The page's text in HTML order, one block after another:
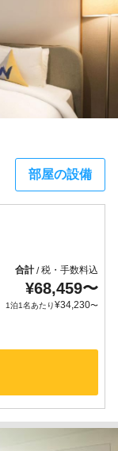
部屋の設備
合計/税・手数料込
¥68,459〜
1泊1名あたり¥34,230〜